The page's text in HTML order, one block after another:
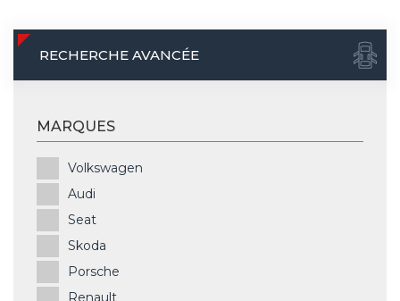
RECHERCHE AVANCÉE
MARQUES
Volkswagen
Audi
Seat
Skoda
Porsche
Renault